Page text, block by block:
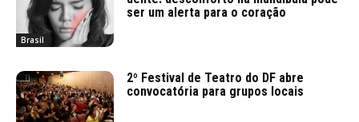
Brasil
ser um alerta para o coração
2º Festival de Teatro do DF abre
convocatória para grupos locais